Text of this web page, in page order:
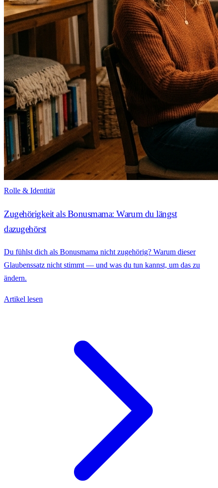
Rolle & Identität
Zugehörigkeit als Bonusmama: Warum du längst
dazugehörst
Du fühlst dich als Bonusmama nicht zugehörig? Warum dieser
Glaubenssatz nicht stimmt — und was du tun kannst, um das zu
ändern.
Artikel lesen